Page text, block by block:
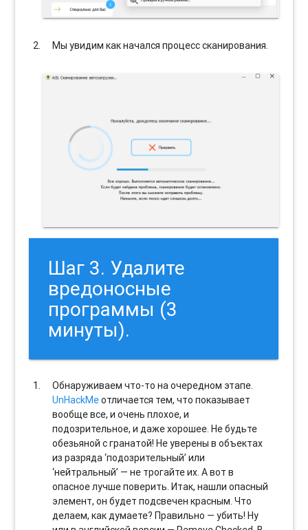
Мы увидим как начался процесс сканирования.
Шаг 3. Удалите
вредоносные
программы (3
минуты).
Обнаруживаем что-то на очередном этапе.
UnHackMeотличается тем, что показывает
вообще все, и очень плохое, и
подозрительное, и даже хорошее. Не будьте
обезьяной с гранатой! Не уверены в объектах
из разряда ‘подозрительный’ или
‘нейтральный’ — не трогайте их. А вот в
опасное лучше поверить. Итак, нашли опасный
элемент, он будет подсвечен красным. Что
делаем, как думаете? Правильно — убить! Ну